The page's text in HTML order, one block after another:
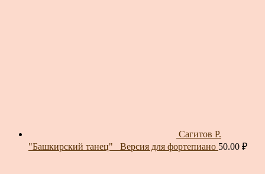
Сагитов Р.
"Башкирский танец"_ Версия для фортепиано 50.00 ₽